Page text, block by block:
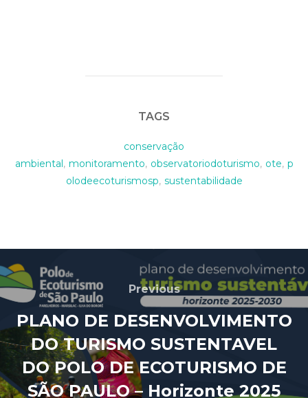
TAGS
conservação
ambiental, monitoramento, observatoriodoturismo, ote, p
olodeecoturismosp, sustentabilidade
Previous
PLANO DE DESENVOLVIMENTO
DO TURISMO SUSTENTAVEL
DO POLO DE ECOTURISMO DE
SÃO PAULO – Horizonte 2025